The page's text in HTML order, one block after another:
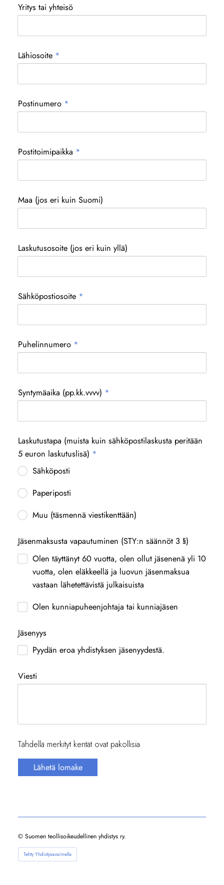
Yritys tai yhteisö
Lähiosoite *
Postinumero *
Postitoimipaikka *
Maa (jos eri kuin Suomi)
Laskutusosoite (jos eri kuin yllä)
Sähköpostiosoite *
Puhelinnumero *
Syntymäaika (pp.kk.vvvv) *
Laskutustapa (muista kuin sähköpostilaskusta peritään
5 euron laskutuslisä) *
Sähköposti
Paperiposti
Muu (täsmennä viestikenttään)
Jäsenmaksusta vapautuminen (STY:n säännöt 3 §)
Olen täyttänyt 60 vuotta, olen ollut jäsenenä yli 10
vuotta, olen eläkkeellä ja luovun jäsenmaksua
vastaan lähetettävistä julkaisuista
Olen kunniapuheenjohtaja tai kunniajäsen
Jäsenyys
Pyydän eroa yhdistyksen jäsenyydestä.
Viesti
Tähdellä merkityt kentät ovat pakollisia
Lähetä lomake
© Suomen teollisoikeudellinen yhdistys ry.
Tehty Yhdistysavaimella